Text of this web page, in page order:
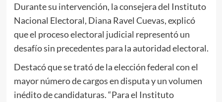
Durante su intervención, la consejera del Instituto
Nacional Electoral, Diana Ravel Cuevas, explicó
que el proceso electoral judicial representó un
desafío sin precedentes para la autoridad electoral.
Destacó que se trató de la elección federal con el
mayor número de cargos en disputa y un volumen
inédito de candidaturas. “Para el Instituto